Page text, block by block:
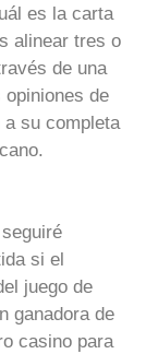
es la carta
alinear tres o
de una
opiniones de
su completa
si el
juego de
ganadora de
casino para